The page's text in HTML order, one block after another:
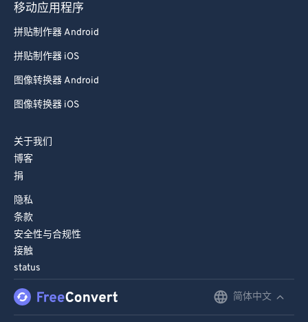
移动应用程序
拼贴制作器 Android
拼贴制作器 iOS
图像转换器 Android
图像转换器 iOS
关于我们
博客
捐
隐私
条款
安全性与合规性
接触
status
简体中文